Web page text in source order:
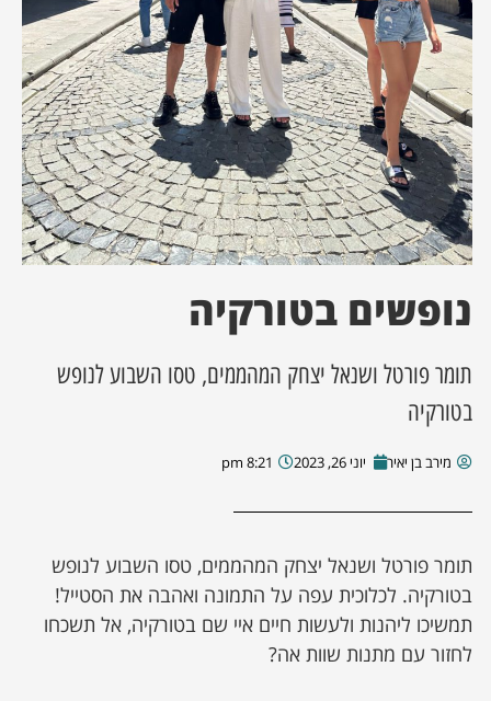
מסע מלחמה
השבוע
מקומית
נופשים בטורקיה
תומר פורטל ושנאל יצחק המהממים, טסו השבוע לנופש
בטורקיה
מירב בן יאיר יוני 26, 2023 8:21 pm
תומר פורטל ושנאל יצחק המהממים, טסו השבוע לנופש
בטורקיה. לכלוכית עפה על התמונה ואהבה את הסטייל!
תמשיכו ליהנות ולעשות חיים איי שם בטורקיה, אל תשכחו
לחזור עם מתנות שוות אה?